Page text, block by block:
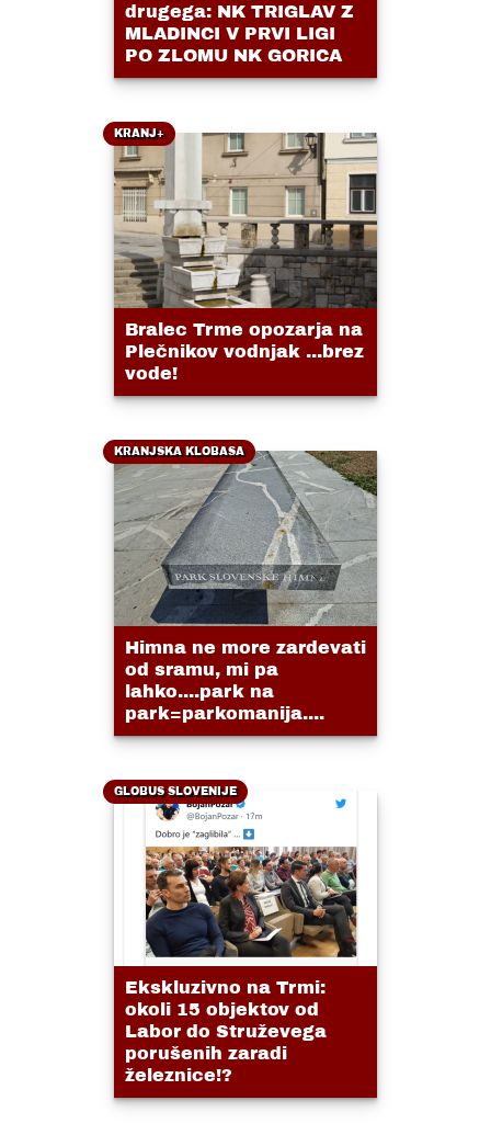
drugega: NK TRIGLAV Z
MLADINCI V PRVI LIGI
PO ZLOMU NK GORICA
KRANJ+
Bralec Trme opozarja na
Plečnikov vodnjak ...brez
vode!
KRANJSKA KLOBASA
Himna ne more zardevati
od sramu, mi pa
lahko....park na
park=parkomanija....
GLOBUS SLOVENIJE
Ekskluzivno na Trmi:
okoli 15 objektov od
Labor do Struževega
porušenih zaradi
železnice!?